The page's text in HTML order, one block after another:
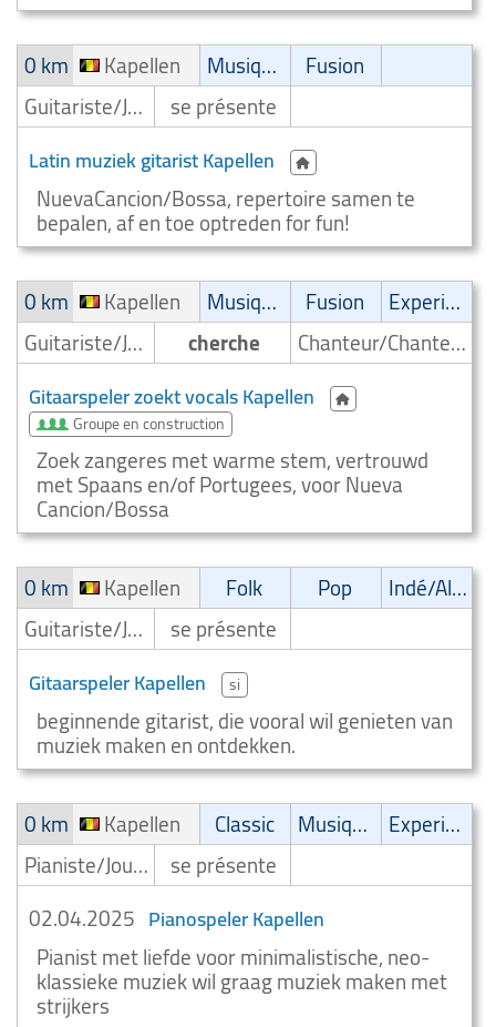
0 km
Kapellen Musique latine
Fusion
Guitariste/Joueur de guitare
se présente
Latin muziek gitarist Kapellen
NuevaCancion/Bossa, repertoire samen te
bepalen, af en toe optreden for fun!
0 km
Kapellen Musique latine Fusion
Experimental
Guitariste/Joueur de guitare
cherche Chanteur/Chanteuse
Gitaarspeler zoekt vocals Kapellen
Groupe en construction
Zoek zangeres met warme stem, vertrouwd
met Spaans en/of Portugees, voor Nueva
Cancion/Bossa
0 km
Kapellen Folk Pop
Indé/Alternatif
Guitariste/Joueur de guitare
se présente
Gitaarspeler Kapellen si
beginnende gitarist, die vooral wil genieten van
muziek maken en ontdekken.
0 km
Kapellen Classic Musique de film
Experimental
Pianiste/Joueur de piano
se présente
02.04.2025 Pianospeler Kapellen
Pianist met liefde voor minimalistische, neo-
klassieke muziek wil graag muziek maken met
strijkers